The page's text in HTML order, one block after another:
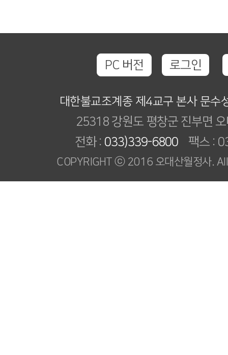
PC 버전 로그인
대한불교조계종 제4교구 본사 문수
25318 강원도 평창군 진부면
전화 : 033)339-6800 팩스 :
COPYRIGHT ⓒ 2016 오대산월정사.